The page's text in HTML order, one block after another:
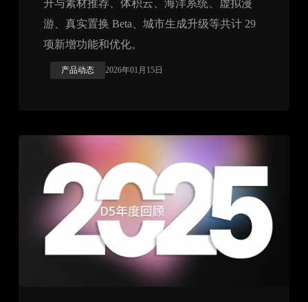
升与素材推荐、体积云、海洋系统、虚拟漫
游、真实置换 Beta、城市生成升级等共计 29
项新增功能和优化。
产品动态 2026年01月15日